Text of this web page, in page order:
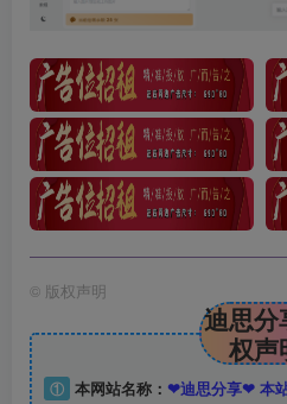
© 版权声明
迪思分
权声
① 本网站名称： ❤迪思分享❤ 本